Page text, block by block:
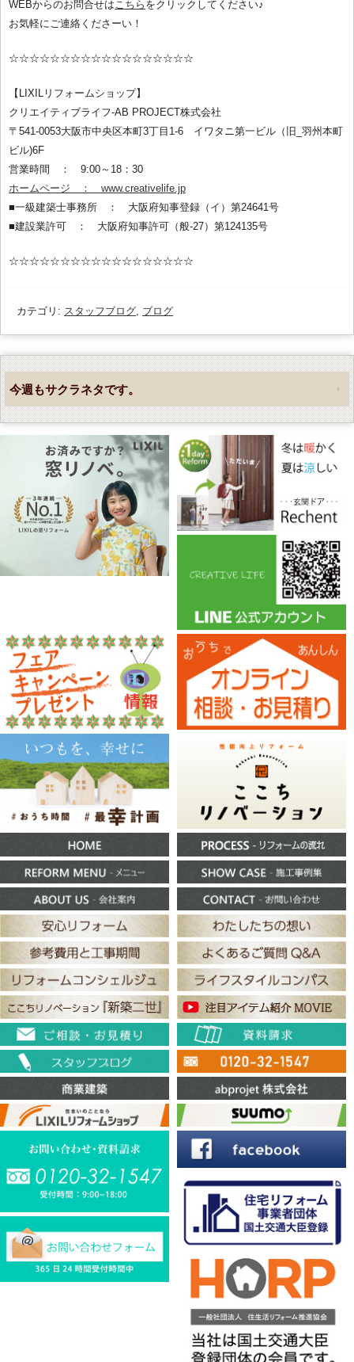
WEBからのお問合せは こちら をクリックしてください♪
お気軽にご連絡くださーい！
☆☆☆☆☆☆☆☆☆☆☆☆☆☆☆☆☆☆
【LIXILリフォームショップ】
クリエイティブライフ-AB PROJECT株式会社
〒541-0053大阪市中央区本町3丁目1-6 イワタニ第一ビル（旧_羽州本町
ビル)6F
営業時間 ： 9:00～18：30
ホームページ ： www.creativelife.jp
■一級建築士事務所 ： 大阪府知事登録（イ）第24641号
■建設業許可 ： 大阪府知事許可（般-27）第124135号
☆☆☆☆☆☆☆☆☆☆☆☆☆☆☆☆☆☆
カテゴリ: スタッフブログ ブログ
今週もサクラネタです。